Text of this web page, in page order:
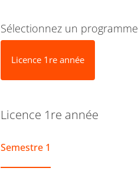
Sélectionnez un programme
Licence 1re année
Licence 1re année
Semestre 1